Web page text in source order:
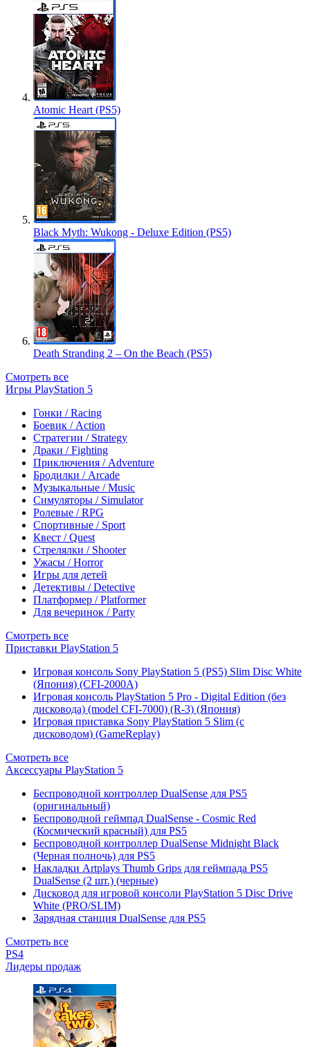
Atomic Heart (PS5)
Black Myth: Wukong - Deluxe Edition (PS5)
Death Stranding 2 – On the Beach (PS5)
Смотреть все
Игры PlayStation 5
Гонки / Racing
Боевик / Action
Стратегии / Strategy
Драки / Fighting
Приключения / Adventure
Бродилки / Arcade
Музыкальные / Music
Симуляторы / Simulator
Ролевые / RPG
Спортивные / Sport
Квест / Quest
Стрелялки / Shooter
Ужасы / Horror
Игры для детей
Детективы / Detective
Платформер / Platformer
Для вечеринок / Party
Смотреть все
Приставки PlayStation 5
Игровая консоль Sony PlayStation 5 (PS5) Slim Disc White
(Япония) (CFI-2000A)
Игровая консоль PlayStation 5 Pro - Digital Edition (без
дисковода) (model CFI-7000) (R-3) (Япония)
Игровая приставка Sony PlayStation 5 Slim (с
дисководом) (GameReplay)
Смотреть все
Аксессуары PlayStation 5
Беспроводной контроллер DualSense для PS5
(оригинальный)
Беспроводной геймпад DualSense - Cosmic Red
(Космический красный) для PS5
Беспроводной контроллер DualSense Midnight Black
(Черная полночь) для PS5
Накладки Artplays Thumb Grips для геймпада PS5
DualSense (2 шт.) (черные)
Дисковод для игровой консоли PlayStation 5 Disc Drive
White (PRO/SLIM)
Зарядная станция DualSense для PS5
Смотреть все
PS4
Лидеры продаж